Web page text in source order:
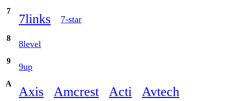
7
7links 7-star
8
8level
9
9up
A
Axis Amcrest Acti
Avtech